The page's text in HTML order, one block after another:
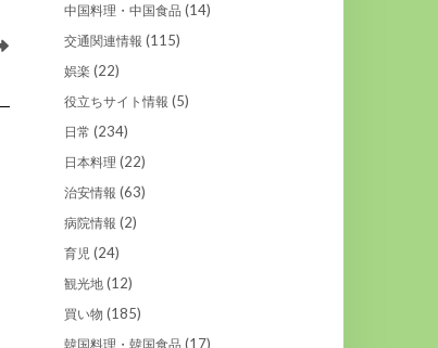
中国料理・中国食品 (14)
交通関連情報 (115)
娯楽 (22)
役立ちサイト情報 (5)
日常 (234)
日本料理 (22)
治安情報 (63)
病院情報 (2)
育児 (24)
観光地(12)
買い物 (185)
韓国料理・韓国食品 (17)